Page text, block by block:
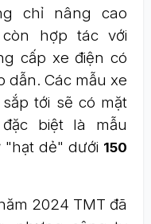
chỉ nâng cao
hợp tác với
cấp xe điện có
dẫn. Các mẫu xe
sắp tới sẽ có mặt
biệt là mẫu
"hạt dẻ" dưới 150
2024 TMT đã